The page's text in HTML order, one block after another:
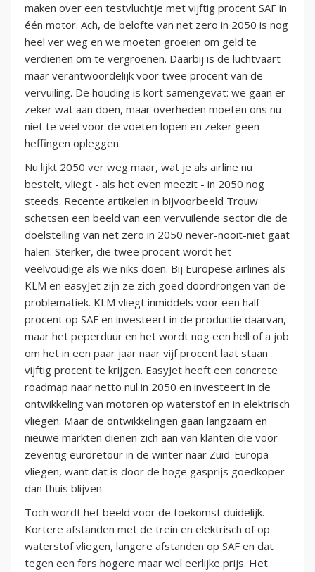
maken over een testvluchtje met vijftig procent SAF in
één motor. Ach, de belofte van net zero in 2050 is nog
heel ver weg en we moeten groeien om geld te
verdienen om te vergroenen. Daarbij is de luchtvaart
maar verantwoordelijk voor twee procent van de
vervuiling. De houding is kort samengevat: we gaan er
zeker wat aan doen, maar overheden moeten ons nu
niet te veel voor de voeten lopen en zeker geen
heffingen opleggen.
Nu lijkt 2050 ver weg maar, wat je als airline nu
bestelt, vliegt - als het even meezit - in 2050 nog
steeds. Recente artikelen in bijvoorbeeld Trouw
schetsen een beeld van een vervuilende sector die de
doelstelling van net zero in 2050 never-nooit-niet gaat
halen. Sterker, die twee procent wordt het
veelvoudige als we niks doen. Bij Europese airlines als
KLM en easyJet zijn ze zich goed doordrongen van de
problematiek. KLM vliegt inmiddels voor een half
procent op SAF en investeert in de productie daarvan,
maar het peperduur en het wordt nog een hell of a job
om het in een paar jaar naar vijf procent laat staan
vijftig procent te krijgen. EasyJet heeft een concrete
roadmap naar netto nul in 2050 en investeert in de
ontwikkeling van motoren op waterstof en in elektrisch
vliegen. Maar de ontwikkelingen gaan langzaam en
nieuwe markten dienen zich aan van klanten die voor
zeventig euroretour in de winter naar Zuid-Europa
vliegen, want dat is door de hoge gasprijs goedkoper
dan thuis blijven.
Toch wordt het beeld voor de toekomst duidelijk.
Kortere afstanden met de trein en elektrisch of op
waterstof vliegen, langere afstanden op SAF en dat
tegen een fors hogere maar wel eerlijke prijs. Het